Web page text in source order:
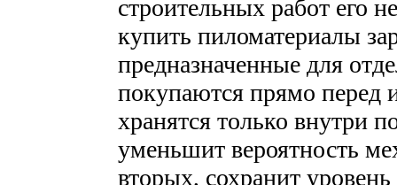
строительных работ его
купить пиломатериалы
предназначенные для
покупаются прямо перед
хранятся только внутри
уменьшит вероятность
вторых, сохранит